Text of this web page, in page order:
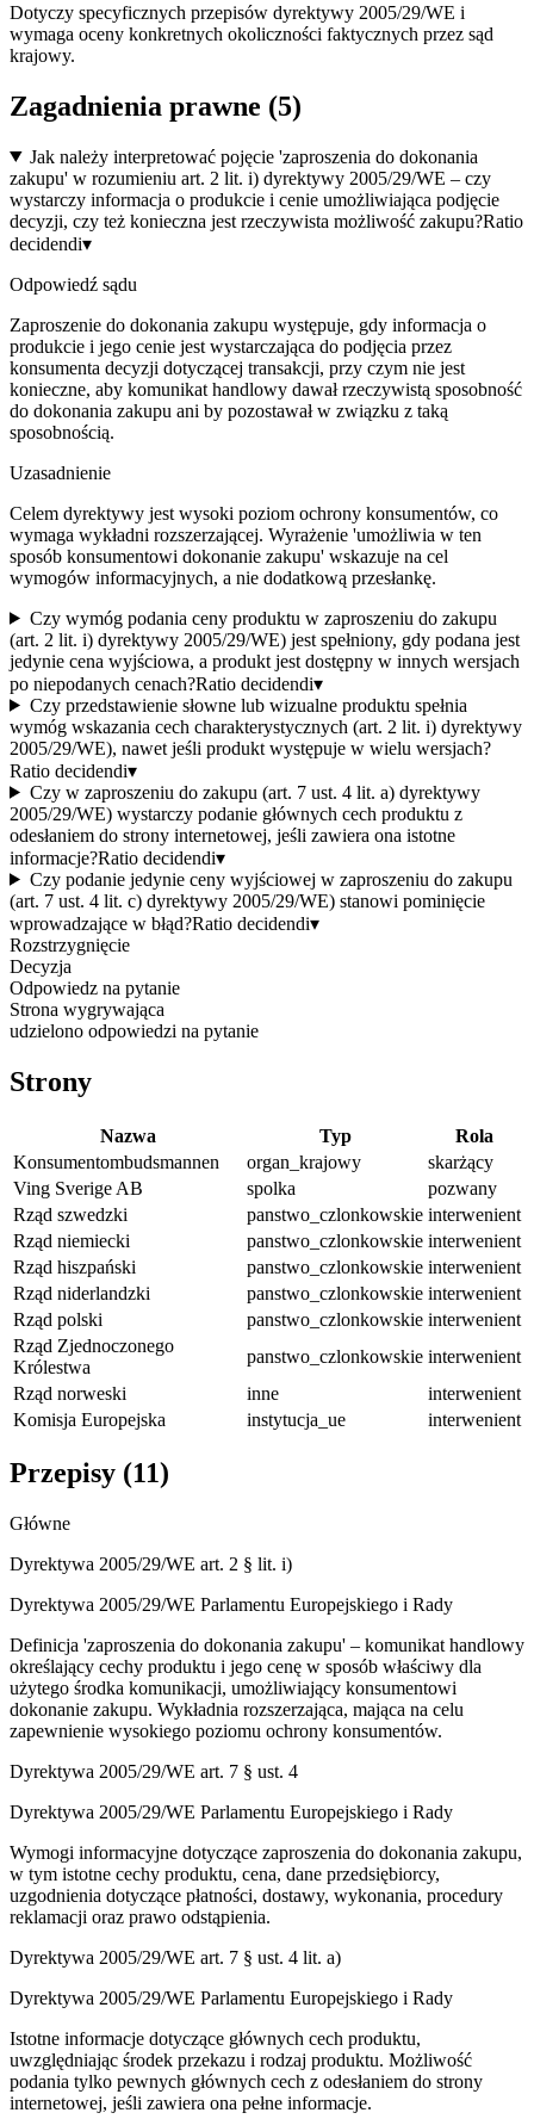
Dotyczy specyficznych przepisów dyrektywy 2005/29/WE i
wymaga oceny konkretnych okoliczności faktycznych przez sąd
krajowy.
Zagadnienia prawne (5)
Jak należy interpretować pojęcie 'zaproszenia do dokonania
zakupu' w rozumieniu art. 2 lit. i) dyrektywy 2005/29/WE – czy
wystarczy informacja o produkcie i cenie umożliwiająca podjęcie
decyzji, czy też konieczna jest rzeczywista możliwość zakupu?Ratio
decidendi▾
Odpowiedź sądu
Zaproszenie do dokonania zakupu występuje, gdy informacja o
produkcie i jego cenie jest wystarczająca do podjęcia przez
konsumenta decyzji dotyczącej transakcji, przy czym nie jest
konieczne, aby komunikat handlowy dawał rzeczywistą sposobność
do dokonania zakupu ani by pozostawał w związku z taką
sposobnością.
Uzasadnienie
Celem dyrektywy jest wysoki poziom ochrony konsumentów, co
wymaga wykładni rozszerzającej. Wyrażenie 'umożliwia w ten
sposób konsumentowi dokonanie zakupu' wskazuje na cel
wymogów informacyjnych, a nie dodatkową przesłankę.
Czy wymóg podania ceny produktu w zaproszeniu do zakupu
(art. 2 lit. i) dyrektywy 2005/29/WE) jest spełniony, gdy podana jest
jedynie cena wyjściowa, a produkt jest dostępny w innych wersjach
po niepodanych cenach?Ratio decidendi▾
Czy przedstawienie słowne lub wizualne produktu spełnia
wymóg wskazania cech charakterystycznych (art. 2 lit. i) dyrektywy
2005/29/WE), nawet jeśli produkt występuje w wielu wersjach?
Ratio decidendi▾
Czy w zaproszeniu do zakupu (art. 7 ust. 4 lit. a) dyrektywy
2005/29/WE) wystarczy podanie głównych cech produktu z
odesłaniem do strony internetowej, jeśli zawiera ona istotne
informacje?Ratio decidendi▾
Czy podanie jedynie ceny wyjściowej w zaproszeniu do zakupu
(art. 7 ust. 4 lit. c) dyrektywy 2005/29/WE) stanowi pominięcie
wprowadzające w błąd?Ratio decidendi▾
Rozstrzygnięcie
Decyzja
Odpowiedz na pytanie
Strona wygrywająca
udzielono odpowiedzi na pytanie
Strony
Nazwa Typ
Rola
Konsumentombudsmannen
organ_krajowy
skarżący
Ving Sverige AB
spolka
pozwany
Rząd szwedzki
panstwo_czlonkowskie interwenient
Rząd niemiecki
panstwo_czlonkowskie interwenient
Rząd hiszpański
panstwo_czlonkowskie interwenient
Rząd niderlandzki
panstwo_czlonkowskie interwenient
Rząd polski
panstwo_czlonkowskie interwenient
Rząd Zjednoczonego
Królestwa
panstwo_czlonkowskie interwenient
Rząd norweski
inne
interwenient
Komisja Europejska
instytucja_ue interwenient
Przepisy (11)
Główne
Dyrektywa 2005/29/WE art. 2 § lit. i)
Dyrektywa 2005/29/WE Parlamentu Europejskiego i Rady
Definicja 'zaproszenia do dokonania zakupu' – komunikat handlowy
określający cechy produktu i jego cenę w sposób właściwy dla
użytego środka komunikacji, umożliwiający konsumentowi
dokonanie zakupu. Wykładnia rozszerzająca, mająca na celu
zapewnienie wysokiego poziomu ochrony konsumentów.
Dyrektywa 2005/29/WE art. 7 § ust. 4
Dyrektywa 2005/29/WE Parlamentu Europejskiego i Rady
Wymogi informacyjne dotyczące zaproszenia do dokonania zakupu,
w tym istotne cechy produktu, cena, dane przedsiębiorcy,
uzgodnienia dotyczące płatności, dostawy, wykonania, procedury
reklamacji oraz prawo odstąpienia.
Dyrektywa 2005/29/WE art. 7 § ust. 4 lit. a)
Dyrektywa 2005/29/WE Parlamentu Europejskiego i Rady
Istotne informacje dotyczące głównych cech produktu,
uwzględniając środek przekazu i rodzaj produktu. Możliwość
podania tylko pewnych głównych cech z odesłaniem do strony
internetowej, jeśli zawiera ona pełne informacje.